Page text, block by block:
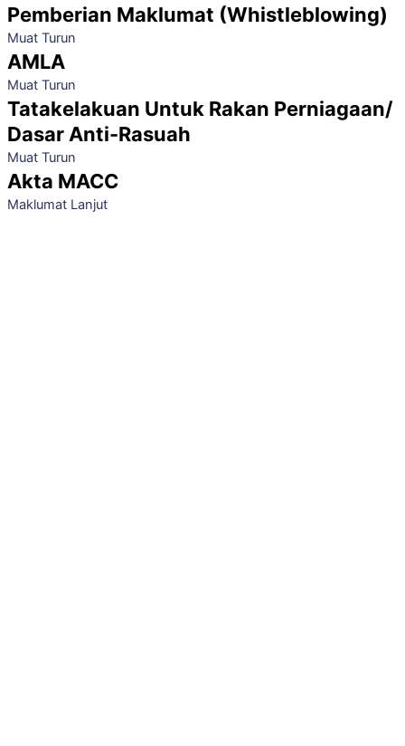
Pemberian Maklumat (Whistleblowing)
Muat Turun
AMLA
Muat Turun
Tatakelakuan Untuk Rakan Perniagaan/
Dasar Anti-Rasuah
Muat Turun
Akta MACC
Maklumat Lanjut